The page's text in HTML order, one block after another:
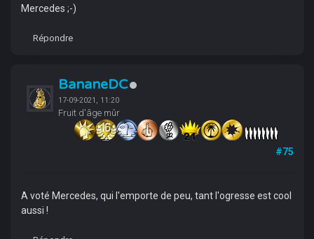
Mercedes ;-)
Répondre
BananeDC
17-09-2021, 11:20
Fruit d'âge mûr
#75
A voté Mercedes, qui l'emporte de peu, tant l'ogresse est cool
aussi !